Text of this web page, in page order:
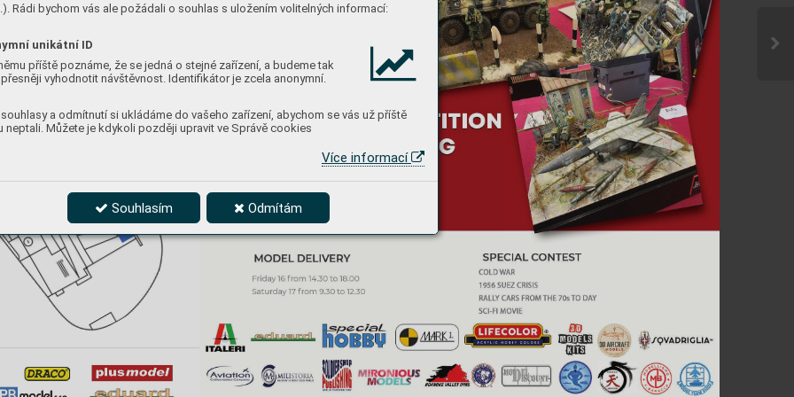
Rádi bychom vás ale požádali o souhlas s uložením volitelných informací:
unikátní ID
příště poznáme, že se jedná o stejné zařízení, a budeme tak
vyhodnotit návštěvnost. Identifikátor je zcela anonymní.
a odmítnutí si ukládáme do vašeho zařízení, abychom se vás už příště
neptali. Můžete je kdykoli později upravit ve Správě cookies
Více informací
Souhlasím Odmítám
t
i
o
n
t
i
o
n